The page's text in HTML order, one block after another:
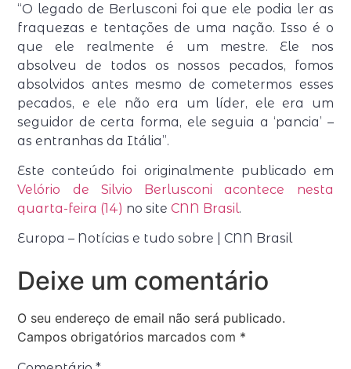
“O legado de Berlusconi foi que ele podia ler as
fraquezas e tentações de uma nação. Isso é o
que ele realmente é um mestre. Ele nos
absolveu de todos os nossos pecados, fomos
absolvidos antes mesmo de cometermos esses
pecados, e ele não era um líder, ele era um
seguidor de certa forma, ele seguia a ‘pancia’ –
as entranhas da Itália”.
Este conteúdo foi originalmente publicado em
Velório de Silvio Berlusconi acontece nesta
quarta-feira (14) no siteCNN Brasil.
Europa – Notícias e tudo sobre | CNN Brasil
Deixe um comentário
O seu endereço de email não será publicado.
Campos obrigatórios marcados com *